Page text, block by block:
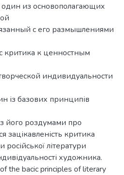
один из основополагающих
с его размышлениями
критика к ценностным
индивидуальности
із базових принципів
його роздумами про
зацікавленість критика
літератури
художника.
the bacic principles of literary